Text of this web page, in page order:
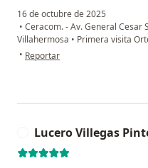
16 de octubre de 2025
• Ceracom. - Av. General Cesar
Villahermosa • Primera visita
• en opinión del usuario Jaqueline
Reportar
Lucero Villegas